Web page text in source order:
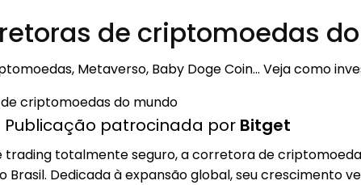
de criptomoedas
Metaverso, Baby Doge Coin… Veja como
Publicação patrocinada por Bitget
trading totalmente seguro, a corretora de
Dedicada à expansão global, seu crescimento